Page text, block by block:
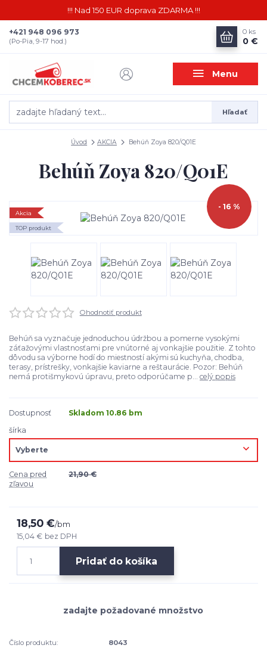
!!! Nad 150 EUR doprava ZDARMA !!!
Menu
Hľadať
+421 948 096 973
(Po-Pia, 9-17 hod.)
0 ks
0 €
Úvod AKCIA Behúň Zoya 820/Q01E
Behúň Zoya 820/Q01E
Akcia
TOP produkt
- 16 %
Ohodnotiť produkt
Behúň sa vyznačuje jednoduchou údržbou a pomerne vysokými
záťažovými vlastnosťami pre vnútorné aj vonkajšie použitie. Z tohto
dôvodu sa výborne hodí do miestností akými sú kuchyňa, chodba,
terasy, prístrešky, vonkajšie kaviarne a reštaurácie. Pozor: Behúň
nemá protišmykovú úpravu, preto odporúčame p... celý popis
Dostupnosť
Skladom 10.86 bm
šírka
Cena pred
zľavou
21,90 €
18,50 €/bm
15,04 € bez DPH
Pridať do košíka
Číslo produktu:
8043